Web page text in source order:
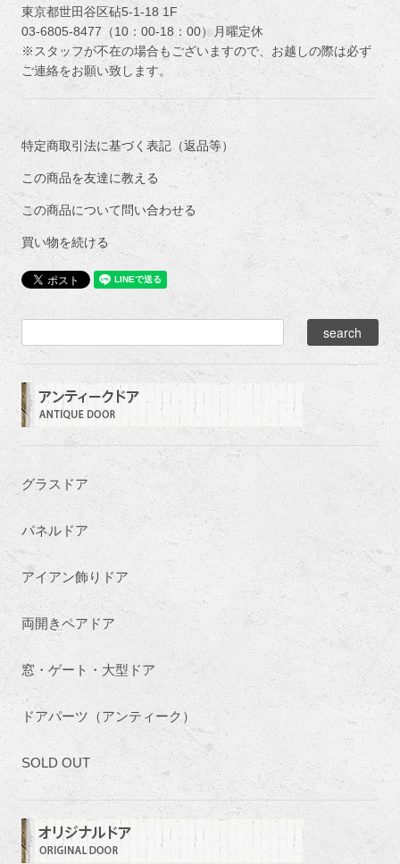
東京都世田谷区砧5-1-18 1F
03-6805-8477（10：00-18：00）月曜定休
※スタッフが不在の場合もございますので、お越しの際は必ず
ご連絡をお願い致します。
特定商取引法に基づく表記（返品等）
この商品を友達に教える
この商品について問い合わせる
買い物を続ける
グラスドア
パネルドア
アイアン飾りドア
両開きペアドア
窓・ゲート・大型ドア
ドアパーツ（アンティーク）
SOLD OUT